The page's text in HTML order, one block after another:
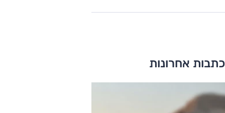
כתבות אחרונות